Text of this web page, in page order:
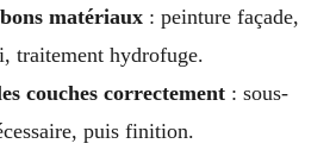
matériaux: peinture façade,
traitement hydrofuge.
couches correctement: sous-
puis finition.